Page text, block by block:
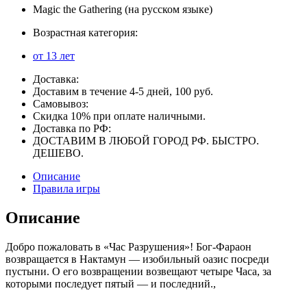
Magic the Gathering (на русском языке)
Возрастная категория:
от 13 лет
Доставка:
Доставим в течение 4-5 дней, 100 руб.
Самовывоз:
Скидка 10% при оплате наличными.
Доставка по РФ:
ДОСТАВИМ В ЛЮБОЙ ГОРОД РФ. БЫСТРО.
ДЕШЕВО.
Описание
Правила игры
Описание
Добро пожаловать в «Час Разрушения»! Бог-Фараон
возвращается в Нактамун — изобильный оазис посреди
пустыни. О его возвращении возвещают четыре Часа, за
которыми последует пятый — и последний.,